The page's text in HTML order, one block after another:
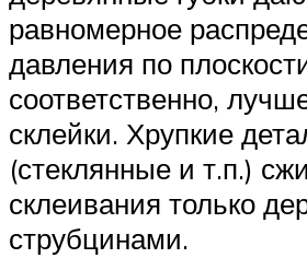
равномерное
давления по
соответственно,
склейки. Хрупкие
(стеклянные и т.п.)
склеивания только
струбцинами.